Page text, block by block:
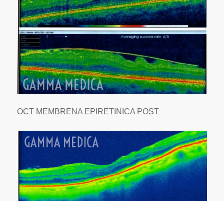
OCT MEMBRENA EPIRETINICA POST